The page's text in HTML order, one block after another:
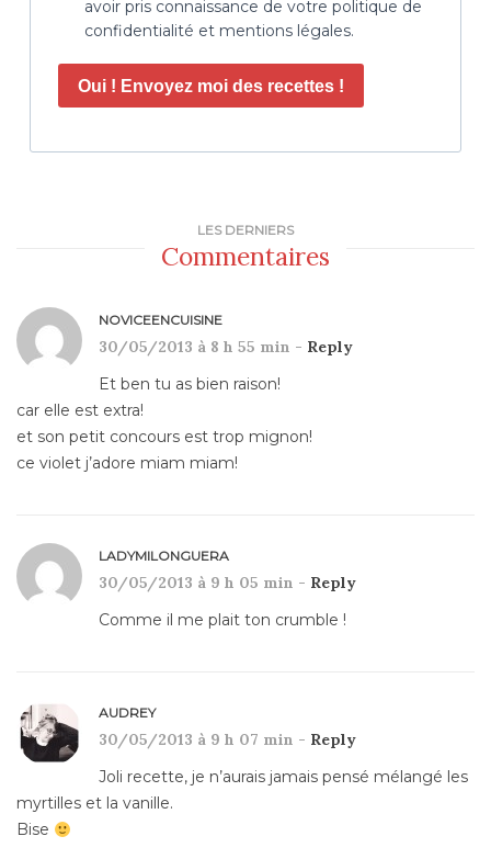
avoir pris connaissance de votre politique de
confidentialité et mentions légales.
Oui ! Envoyez moi des recettes !
LES DERNIERS
Commentaires
NOVICEENCUISINE
30/05/2013 à 8 h 55 min - Reply
Et ben tu as bien raison!
car elle est extra!
et son petit concours est trop mignon!
ce violet j’adore miam miam!
LADYMILONGUERA
30/05/2013 à 9 h 05 min - Reply
Comme il me plait ton crumble !
AUDREY
30/05/2013 à 9 h 07 min - Reply
Joli recette, je n’aurais jamais pensé mélangé les
myrtilles et la vanille.
Bise